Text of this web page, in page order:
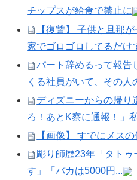
チップスが給食で禁止に
【復讐】 子供と旦那
家でゴロゴロしてるだけ
パート辞めるって報告
くる社員がいて、その人
ディズニーからの帰り
ろ！あとK察に通報！」
【画像】 すでにメス
彫り師歴23年「タト
す」「バカは5000円...